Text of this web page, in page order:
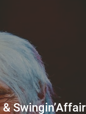
Swingin’Affair